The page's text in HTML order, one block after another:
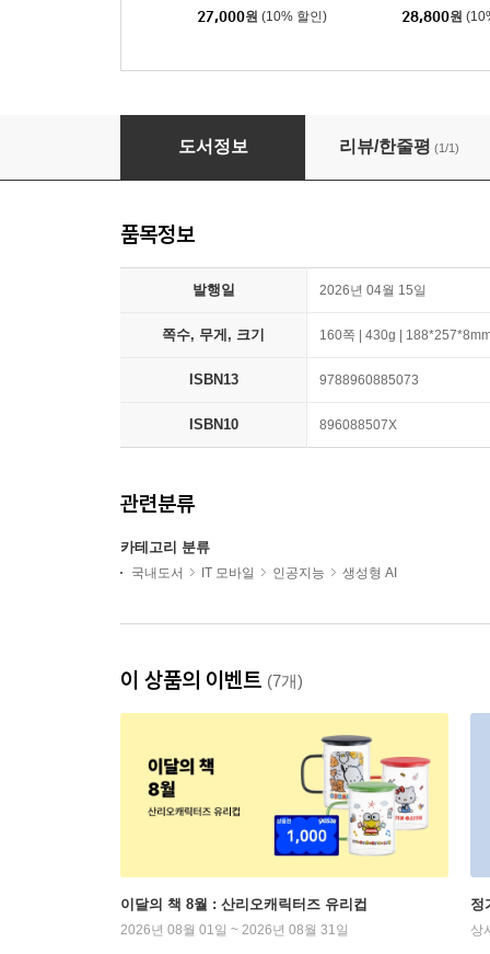
27,000원 (10% 할인) 28,800원
젠스파크 Genspark AI 콘텐츠 공장
도서정보 리뷰/한줄평 (1/1)
품목정보
발행일 2026년 04월 15일
쪽수, 무게, 크기 160쪽 | 430g |
ISBN13 9788960885073
ISBN10 896088507X
관련분류
카테고리 분류
국내도서 IT 모바일 인공지능 생성형 AI
이 상품의 이벤트 (7개)
이달의 책 8월 : 산리오캐릭터즈 유리컵
2026년 08월 01일 ~ 2026년 08월 31일
정
상